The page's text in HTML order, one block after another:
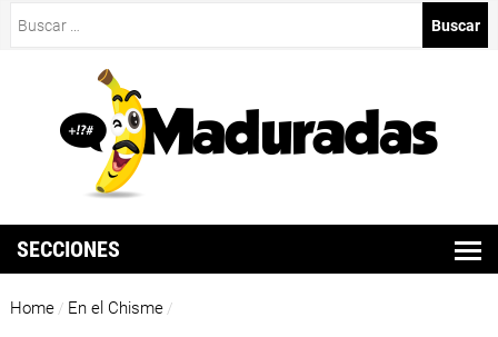
SECCIONES
Home / En el Chisme /